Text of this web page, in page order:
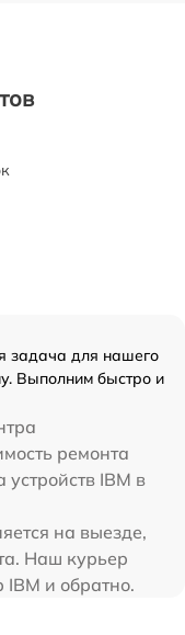
задача для нашего
Выполним быстро и
ремонта
IBM в
на выезде,
Наш курьер
IBM и обратно.